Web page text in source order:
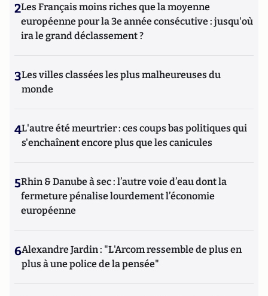
2Les Français moins riches que la moyenne
européenne pour la 3e année consécutive : jusqu'où
ira le grand déclassement ?
3Les villes classées les plus malheureuses du
monde
4L'autre été meurtrier : ces coups bas politiques qui
s'enchaînent encore plus que les canicules
5Rhin & Danube à sec : l’autre voie d’eau dont la
fermeture pénalise lourdement l’économie
européenne
6Alexandre Jardin : "L'Arcom ressemble de plus en
plus à une police de la pensée"